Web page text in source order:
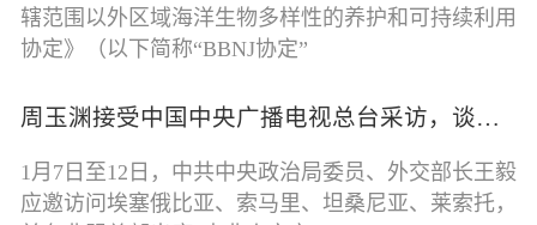
辖范围以外区域海洋生物多样性的养护和可持续利用
协定》（以下简称“BBNJ协定”
周玉渊接受中国中央广播电视总台采访，谈中非开启外交关系70周年，中非如何共同完善全球治理？
1月7日至12日，中共中央政治局委员、外交部长王毅
应邀访问埃塞俄比亚、索马里、坦桑尼亚、莱索托，